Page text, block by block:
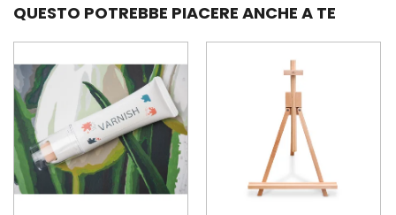
QUESTO POTREBBE PIACERE ANCHE A TE